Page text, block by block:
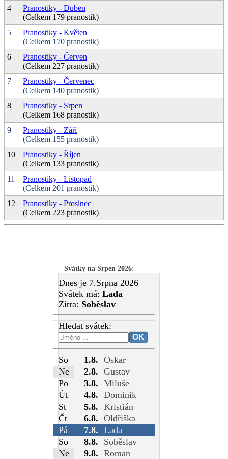
4
Pranostiky - Duben
(Celkem 179 pranostik)
5
Pranostiky - Květen
(Celkem 170 pranostik)
6
Pranostiky - Červen
(Celkem 227 pranostik)
7
Pranostiky - Červenec
(Celkem 140 pranostik)
8
Pranostiky - Srpen
(Celkem 168 pranostik)
9
Pranostiky - Září
(Celkem 155 pranostik)
10
Pranostiky - Říjen
(Celkem 133 pranostik)
11
Pranostiky - Listopad
(Celkem 201 pranostik)
12
Pranostiky - Prosinec
(Celkem 223 pranostik)
Svátky na Srpen 2026:
Dnes je 7.Srpna 2026
Svátek má: Lada
Zítra: Soběslav
Hledat svátek:
So 1.8. Oskar
Ne
2.8. Gustav
Po
3.8. Miluše
Út
4.8. Dominik
St
5.8. Kristián
Čt
6.8. Oldřiška
Pá
7.8. Lada
So
8.8.
Soběslav
Ne
9.8. Roman